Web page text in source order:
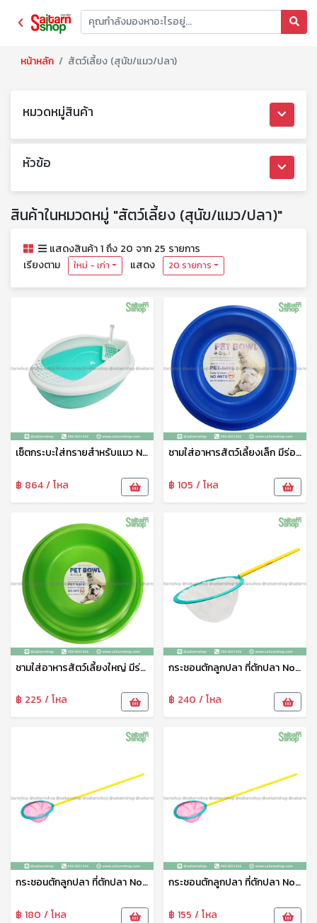
หน้าหลัก สัตว์เลี้ยง (สุนัข/แมว/ปลา)
หมวดหมู่สินค้า
หัวข้อ
สินค้าในหมวดหมู่ "สัตว์เลี้ยง (สุนัข/แมว/ปลา)"
แสดงสินค้า 1 ถึง 20 จาก 25 รายการ
เรียงตาม
ใหม่ - เก่า แสดง 20 รายการ
เซ็ตกระบะใส่ทรายสำหรับแมว No.1802 SRT
฿ 864 / โหล
ชามใส่อาหารสัตว์เลี้ยงเล็ก มีร่องใส่น้ำกันมด No.1815 SRT
฿ 105 / โหล
ชามใส่อาหารสัตว์เลี้ยงใหญ่ มีร่องใส่น้ำกันมด No.1821 SRT
฿ 225 / โหล
กระชอนตักลูกปลา ที่ตักปลา No.9 111
฿ 240 / โหล
กระชอนตักลูกปลา ที่ตักปลา No.7 111
฿ 180 / โหล
กระชอนตักลูกปลา ที่ตักปลา No.6 111
฿ 155 / โหล